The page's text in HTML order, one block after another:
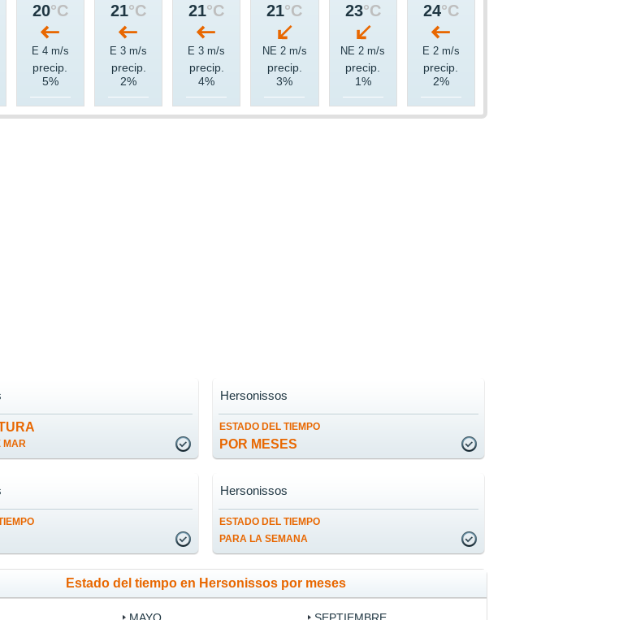
20°C
E 4 m/s
precip.
5%
21°C
E 3 m/s
precip.
2%
21°C
E 3 m/s
precip.
4%
21°C
NE 2 m/s
precip.
3%
23°C
NE 2 m/s
precip.
1%
24°C
E 2 m/s
precip.
2%
MAR
ESTADO DEL TIEMPO
POR MESES
Hersonissos
ESTADO DEL TIEMPO
PARA LA SEMANA
Hersonissos
Estado del tiempo en Hersonissos por meses